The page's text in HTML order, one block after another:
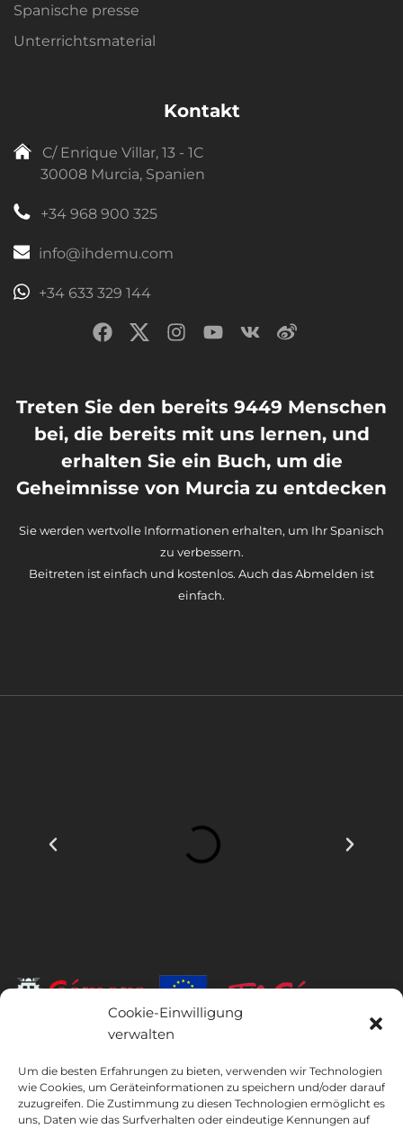
Cookie-Einwilligung
verwalten
Um die besten Erfahrungen zu bieten, verwenden wir Technologien
wie Cookies, um Geräteinformationen zu speichern und/oder darauf
zuzugreifen. Die Zustimmung zu diesen Technologien ermöglicht es
uns, Daten wie das Surfverhalten oder eindeutige Kennungen auf
Spanische presse
Unterrichtsmaterial
Kontakt
C/ Enrique Villar, 13 - 1C
30008 Murcia, Spanien
+34 968 900 325
info@ihdemu.com
+34 633 329 144
Treten Sie den bereits 9449 Menschen
bei, die bereits mit uns lernen, und
erhalten Sie ein Buch, um die
Geheimnisse von Murcia zu entdecken
Sie werden wertvolle Informationen erhalten, um Ihr Spanisch
zu verbessern.
Beitreten ist einfach und kostenlos. Auch das Abmelden ist
einfach.
Begünstigte des Europäischen Fonds für regionale Entwicklung,
dessen Ziel es ist, die Nutzung und Qualität von Informations- und
Kommunikationstechnologien und deren Zugänglichkeit zu
entwickeln, und dank dessen es die folgenden Lösungen